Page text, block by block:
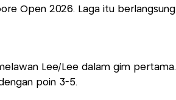
Open 2026. Laga itu berlangsung
Lee/Lee dalam gim pertama.
poin 3-5.